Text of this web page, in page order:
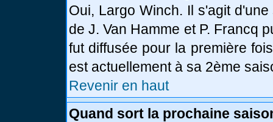
Oui, Largo Winch. Il s'agit
de J. Van Hamme et P. Francq
fut diffusée pour la première
est actuellement à sa 2ème
Revenir en haut
Quand sort la prochaine